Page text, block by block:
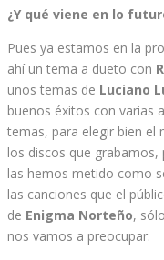
¿Y qué viene en lo
Pues ya estamos en la
ahí un tema a dueto con
unos temas de Luciano
buenos éxitos con varias
temas, para elegir bien el
los discos que
las hemos metido como
las canciones que el
de Enigma Norteño,
nos vamos a preocupar.